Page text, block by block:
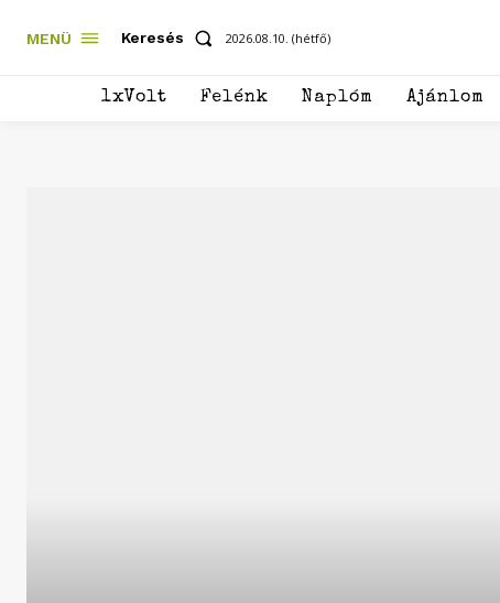
MENÜ Keresés 2026.08.10. (hétfő)
1xVolt Felénk Naplóm Ajánlom